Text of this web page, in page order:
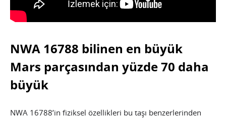
NWA 16788 bilinen en büyük
Mars parçasından yüzde 70 daha
büyük
NWA 16788’in fiziksel özellikleri bu taşı benzerlerinden